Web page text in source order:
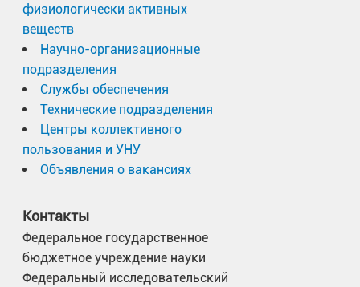
физиологически активных
веществ
Научно-организационные
подразделения
Службы обеспечения
Технические подразделения
Центры коллективного
пользования и УНУ
Объявления о вакансиях
Контакты
Федеральное государственное
бюджетное учреждение науки
Федеральный исследовательский